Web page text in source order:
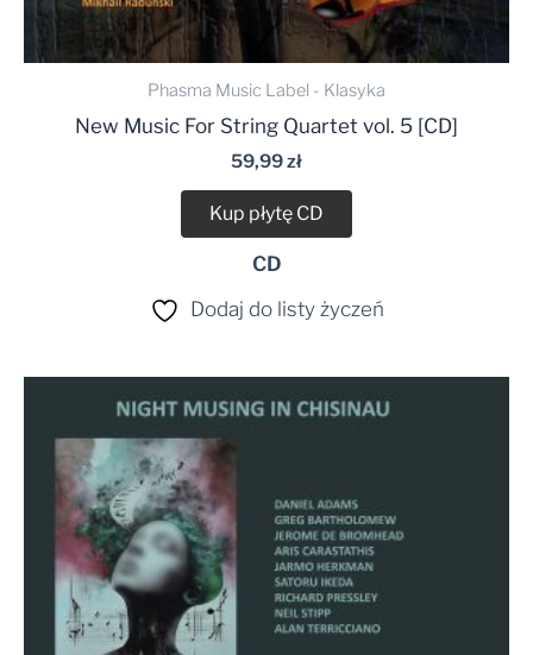
Phasma Music Label - Klasyka
New Music For String Quartet vol. 5 [CD]
59,99zł
Kup płytę CD
CD
Dodaj do listy życzeń